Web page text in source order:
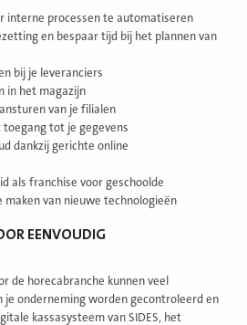
interne processen te automatiseren
en bespaar tijd bij het plannen van
bij je leveranciers
in het magazijn
van je filialen
tot je gegevens
dankzij gerichte online
als franchise voor geschoolde
van nieuwe technologieën
EENVOUDIG
de horecabranche kunnen veel
je onderneming worden gecontroleerd en
kassasysteem van SIDES, het